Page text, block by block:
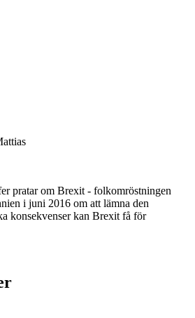
pratar om Brexit - folkomröstningen
i juni 2016 om att lämna den
konsekvenser kan Brexit få för